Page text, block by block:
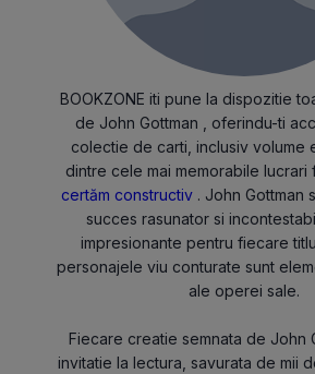
BOOKZONE iti pune la dispozitie
de John Gottman , oferindu-ti
colectie de carti, inclusiv volume
dintre cele mai memorabile
certăm constructiv . John Gottman
succes rasunator si
impresionante pentru fiecare
personajele viu conturate sunt
ale operei sale.
Fiecare creatie semnata de John
invitatie la lectura, savurata de mii